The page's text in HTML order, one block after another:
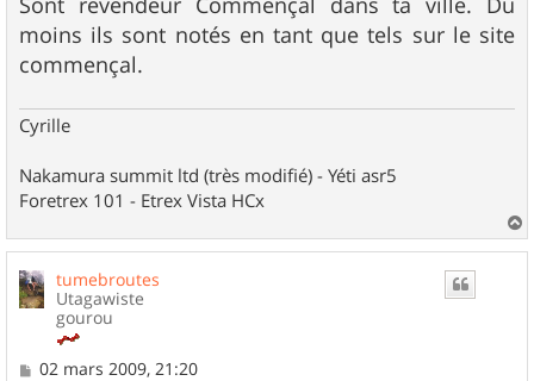
moins ils sont notés en tant que tels sur le site
commençal.
Cyrille
Nakamura summit ltd (très modifié) - Yéti asr5
Foretrex 101 - Etrex Vista HCx
a
tumebroutes
Utagawiste
gourou
M
02 mars 2009, 21:20